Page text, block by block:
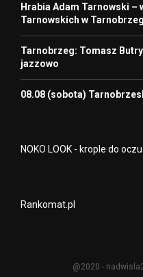
Hrabia Adam Tarnowski –
Tarnowskich w
Tarnobrzeg: Tomasz
jazzowo
08.08 (sobota)
NOKO LOOK - krople do oczu
Rankomat.pl
@2020 -